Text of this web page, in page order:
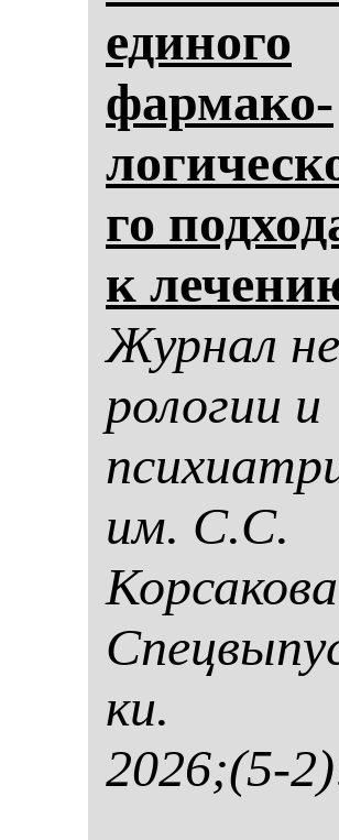
еди­но­го
фар­ма­ко­
го
к
Жур­нал
ро­ло­гии и
им. С.С.
ки.
2026;(5-